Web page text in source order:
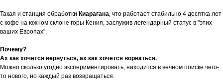
Такая и станция обработки Киарагана , что работает стабильно 4 десятка лет
с кофе на южном склоне горы Кения, заслужив легендарный статус в "этих
ваших Европах".
Почему?
Ах как хочется вернуться, ах как хочется ворваться.
Можно сколько угодно экспериментировать, находится в вечном поиске чего-
то нового, но каждый раз возвращаться.